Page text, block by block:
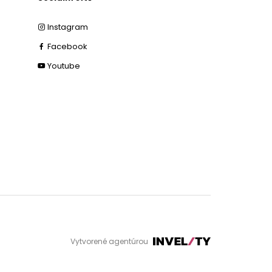
Instagram
Facebook
Youtube
Vytvorené agentúrou